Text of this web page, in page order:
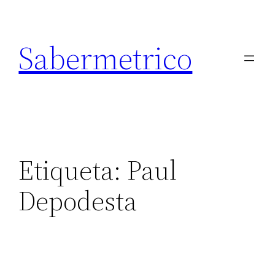
contenido
Sabermetrico
Etiqueta: Paul
Depodesta